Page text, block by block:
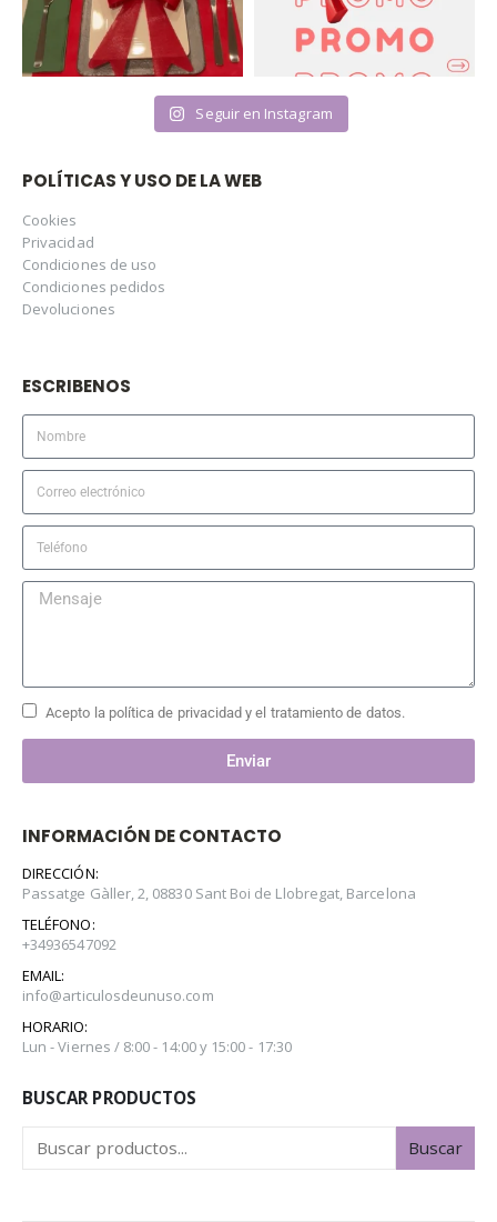
Seguir en Instagram
POLÍTICAS Y USO DE LA WEB
Cookies
Privacidad
Condiciones de uso
Condiciones pedidos
Devoluciones
ESCRIBENOS
Acepto la política de privacidad y el tratamiento de datos.
Enviar
INFORMACIÓN DE CONTACTO
DIRECCIÓN:
Passatge Gàller, 2, 08830 Sant Boi de Llobregat, Barcelona
TELÉFONO:
+34936547092
EMAIL:
info@articulosdeunuso.com
HORARIO:
Lun - Viernes / 8:00 - 14:00 y 15:00 - 17:30
BUSCAR PRODUCTOS
Buscar